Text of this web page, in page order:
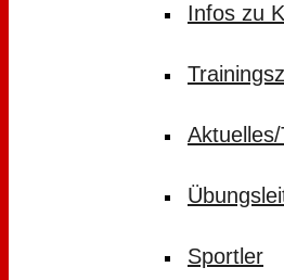
Infos zu
Sportler